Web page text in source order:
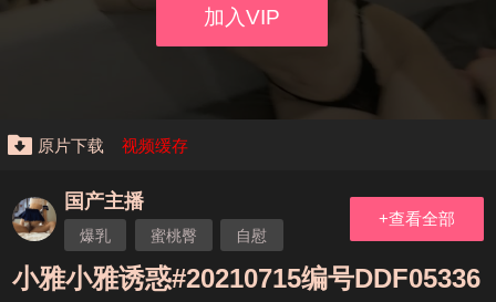
加入VIP
原片下载 视频缓存
国产主播
爆乳 蜜桃臀
自慰
国产主播
小雅
+查看全部
小雅小雅诱惑#20210715编号DDF05336
本站大事件(19j网站发展历程)